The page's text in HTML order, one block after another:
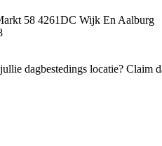
58 4261DC Wijk En Aalburg
dagbestedings locatie? Claim